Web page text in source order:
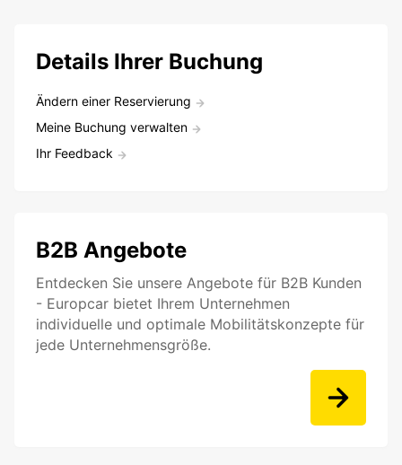
Details Ihrer Buchung
Ändern einer Reservierung
Meine Buchung verwalten
Ihr Feedback
B2B Angebote
Entdecken Sie unsere Angebote für B2B Kunden
- Europcar bietet Ihrem Unternehmen
individuelle und optimale Mobilitätskonzepte für
jede Unternehmensgröße.